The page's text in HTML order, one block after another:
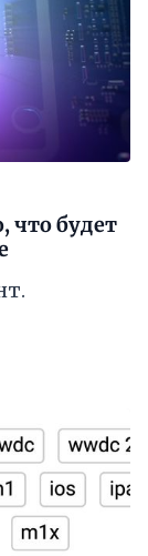
что будет